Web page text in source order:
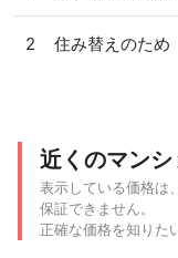
2 住み替えのため
近くのマン
表示している価格は
保証できません。
正確な価格を知りた